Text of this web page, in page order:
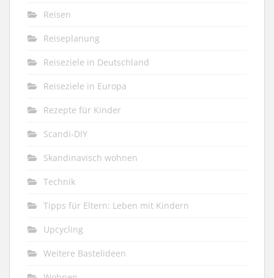
Reisen
Reiseplanung
Reiseziele in Deutschland
Reiseziele in Europa
Rezepte für Kinder
Scandi-DIY
Skandinavisch wohnen
Technik
Tipps für Eltern: Leben mit Kindern
Upcycling
Weitere Bastelideen